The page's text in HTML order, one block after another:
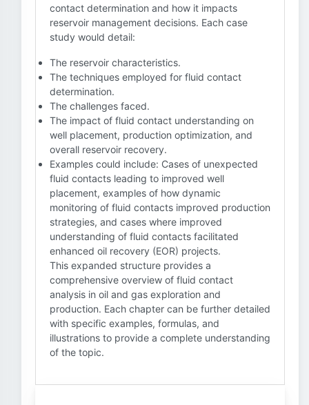
contact determination and how it impacts
reservoir management decisions. Each case
study would detail:
The reservoir characteristics.
The techniques employed for fluid contact
determination.
The challenges faced.
The impact of fluid contact understanding on
well placement, production optimization, and
overall reservoir recovery.
Examples could include: Cases of unexpected
fluid contacts leading to improved well
placement, examples of how dynamic
monitoring of fluid contacts improved production
strategies, and cases where improved
understanding of fluid contacts facilitated
enhanced oil recovery (EOR) projects.
This expanded structure provides a
comprehensive overview of fluid contact
analysis in oil and gas exploration and
production. Each chapter can be further detailed
with specific examples, formulas, and
illustrations to provide a complete understanding
of the topic.